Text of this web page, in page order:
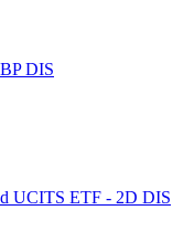
DIS
UCITS ETF - 2D DIS